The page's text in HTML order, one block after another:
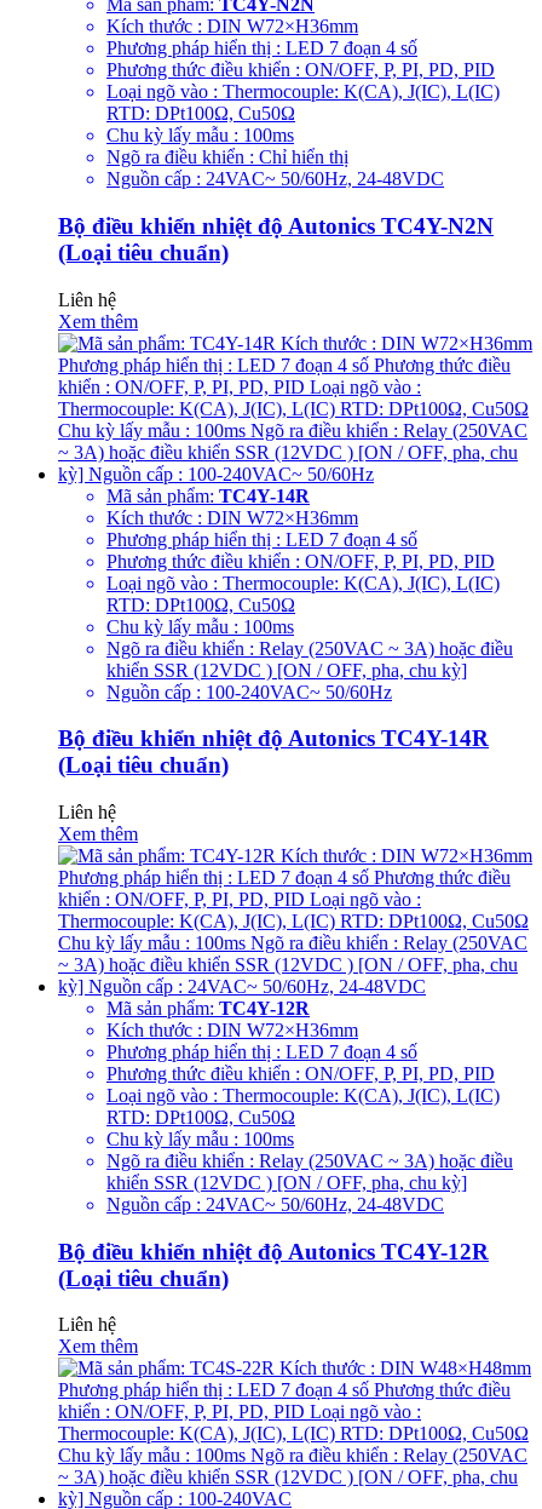
Mã sản phẩm: TC4Y-N2N
Kích thước : DIN W72×H36mm
Phương pháp hiển thị : LED 7 đoạn 4 số
Phương thức điều khiển : ON/OFF, P, PI, PD, PID
Loại ngõ vào : Thermocouple: K(CA), J(IC), L(IC)
RTD: DPt100Ω, Cu50Ω
Chu kỳ lấy mẫu : 100ms
Ngõ ra điều khiển : Chỉ hiển thị
Nguồn cấp : 24VAC~ 50/60Hz, 24-48VDC
Bộ điều khiển nhiệt độ Autonics TC4Y-N2N
(Loại tiêu chuẩn)
Liên hệ
Xem thêm
Mã sản phẩm: TC4Y-14R
Kích thước : DIN W72×H36mm
Phương pháp hiển thị : LED 7 đoạn 4 số
Phương thức điều khiển : ON/OFF, P, PI, PD, PID
Loại ngõ vào : Thermocouple: K(CA), J(IC), L(IC)
RTD: DPt100Ω, Cu50Ω
Chu kỳ lấy mẫu : 100ms
Ngõ ra điều khiển : Relay (250VAC ~ 3A) hoặc điều
khiển SSR (12VDC ) [ON / OFF, pha, chu kỳ]
Nguồn cấp : 100-240VAC~ 50/60Hz
Bộ điều khiển nhiệt độ Autonics TC4Y-14R
(Loại tiêu chuẩn)
Liên hệ
Xem thêm
Mã sản phẩm: TC4Y-12R
Kích thước : DIN W72×H36mm
Phương pháp hiển thị : LED 7 đoạn 4 số
Phương thức điều khiển : ON/OFF, P, PI, PD, PID
Loại ngõ vào : Thermocouple: K(CA), J(IC), L(IC)
RTD: DPt100Ω, Cu50Ω
Chu kỳ lấy mẫu : 100ms
Ngõ ra điều khiển : Relay (250VAC ~ 3A) hoặc điều
khiển SSR (12VDC ) [ON / OFF, pha, chu kỳ]
Nguồn cấp : 24VAC~ 50/60Hz, 24-48VDC
Bộ điều khiển nhiệt độ Autonics TC4Y-12R
(Loại tiêu chuẩn)
Liên hệ
Xem thêm